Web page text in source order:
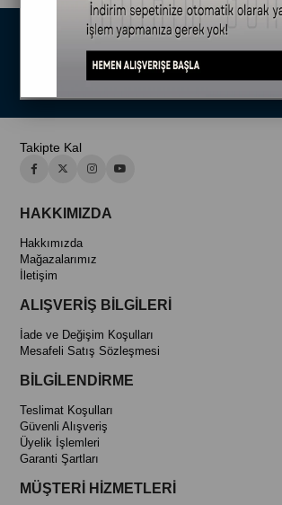
Size Özel Kampanyalar
Takipte Kal
HAKKIMIZDA
Hakkımızda
Mağazalarımız
İletişim
ALIŞVERİŞ BİLGİLERİ
İade ve Değişim Koşulları
Mesafeli Satış Sözleşmesi
BİLGİLENDİRME
Teslimat Koşulları
Güvenli Alışveriş
Üyelik İşlemleri
Garanti Şartları
MÜŞTERİ HİZMETLERİ